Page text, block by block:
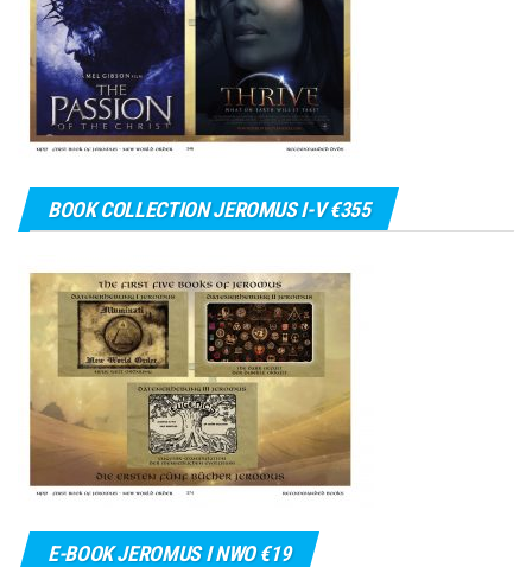
BOOK COLLECTION JEROMUS I-V €355
E-BOOK JEROMUS I NWO €19